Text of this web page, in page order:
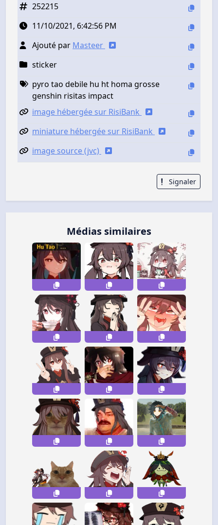
252215
11/10/2021, 6:42:56 PM
Ajouté par Masteer
sticker
pyro tao debile hu ht homa grosse
genshin risitas impact
image hébergée sur RisiBank
miniature hébergée sur RisiBank
image source (jvc)
Signaler
Médias similaires